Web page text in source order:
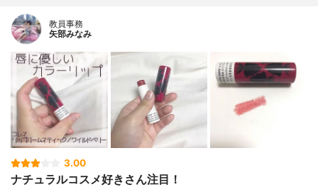
教員事務
矢部みなみ
3.00
ナチュラルコスメ好きさん注目！